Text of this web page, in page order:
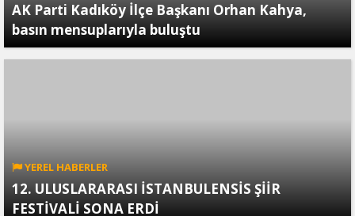
AK Parti Kadıköy İlçe Başkanı Orhan Kahya,
basın mensuplarıyla buluştu
YEREL HABERLER
12. ULUSLARARASI İSTANBULENSİS ŞİİR
FESTİVALİ SONA ERDİ